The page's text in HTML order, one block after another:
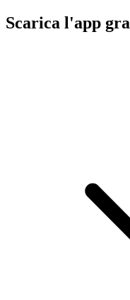
Scarica l'app